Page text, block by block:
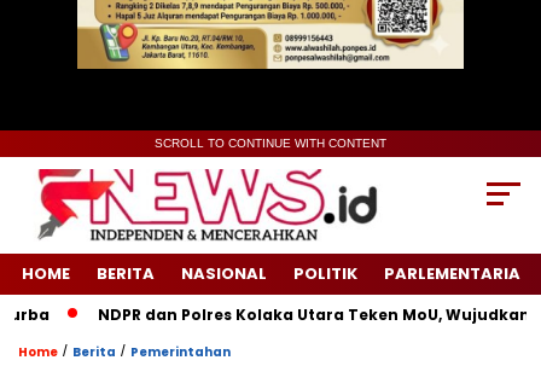
SCROLL TO CONTINUE WITH CONTENT
HOME BERITA NASIONAL POLITIK PARLEMENTARIA
NDPR dan Polres Kolaka Utara Teken MoU, Wujudkan
Home / Berita / Pemerintahan